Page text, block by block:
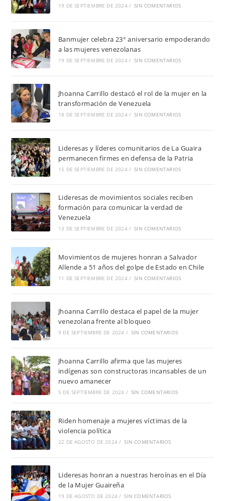
19 DE SEPTIEMBRE DE 2024 / SIN COMENTARIOS
Banmujer celebra 23° aniversario empoderando
a las mujeres venezolanas
19 DE SEPTIEMBRE DE 2024 / SIN COMENTARIOS
Jhoanna Carrillo destacó el rol de la mujer en la
transformación de Venezuela
18 DE SEPTIEMBRE DE 2024 / SIN COMENTARIOS
Lideresas y líderes comunitarios de La Guaira
permanecen firmes en defensa de la Patria
15 DE SEPTIEMBRE DE 2024 / SIN COMENTARIOS
Lideresas de movimientos sociales reciben
formación para comunicar la verdad de
Venezuela
13 DE SEPTIEMBRE DE 2024 / SIN COMENTARIOS
Movimientos de mujeres honran a Salvador
Allende a 51 años del golpe de Estado en Chile
11 DE SEPTIEMBRE DE 2024 / SIN COMENTARIOS
Jhoanna Carrillo destaca el papel de la mujer
venezolana frente al bloqueo
9 DE SEPTIEMBRE DE 2024 / SIN COMENTARIOS
Jhoanna Carrillo afirma que las mujeres
indígenas son constructoras incansables de un
nuevo amanecer
5 DE SEPTIEMBRE DE 2024 / SIN COMENTARIOS
Riden homenaje a mujeres víctimas de la
violencia política
22 DE AGOSTO DE 2024 / SIN COMENTARIOS
Lideresas honran a nuestras heroínas en el Día
de la Mujer Guaireña
19 DE AGOSTO DE 2024 / SIN COMENTARIOS